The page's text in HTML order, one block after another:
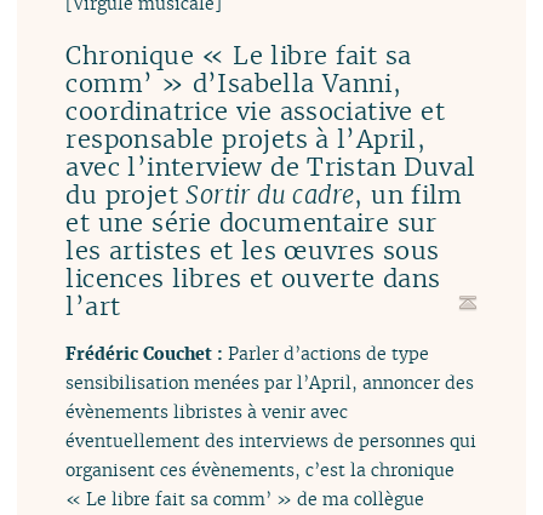
Chronique « Le libre fait sa
comm’ » d’Isabella Vanni,
coordinatrice vie associative et
responsable projets à l’April,
avec l’interview de Tristan Duval
du projetSortir du cadre, un film
et une série documentaire sur
les artistes et les œuvres sous
licences libres et ouverte dans
l’art
Frédéric Couchet :Parler d’actions de type
sensibilisation menées par l’April, annoncer des
évènements libristes à venir avec
éventuellement des interviews de personnes qui
organisent ces évènements, c’est la chronique
« Le libre fait sa comm’ » de ma collègue